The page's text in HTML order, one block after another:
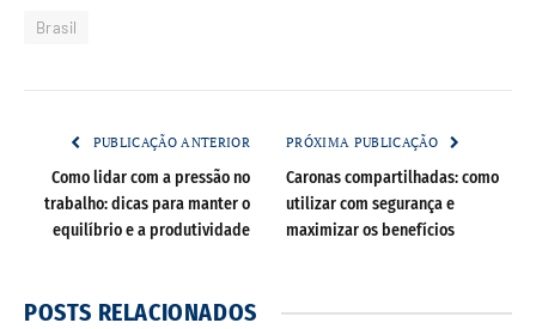
Brasil
PUBLICAÇÃO ANTERIOR
Como lidar com a pressão no
trabalho: dicas para manter o
equilíbrio e a produtividade
PRÓXIMA PUBLICAÇÃO
Caronas compartilhadas: como
utilizar com segurança e
maximizar os benefícios
POSTS RELACIONADOS